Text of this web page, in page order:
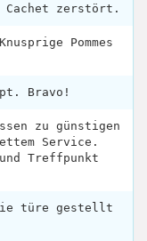
Cachet zerstört.
Pommes
Bravo!
zu günstigen
Service.
Treffpunkt
türe gestellt